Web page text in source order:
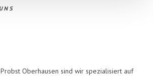
Oberhausen sind wir spezialisiert auf